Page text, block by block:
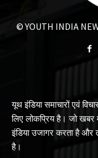
© YOUTH INDIA
यूथ इंडिया समाचारों एवं
लिए लोकप्रिय है। जो खबर
इंडिया उजागर करता है और
है।